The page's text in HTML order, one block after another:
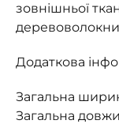
зовнішньої
Додаткова
Загальна
Загальна